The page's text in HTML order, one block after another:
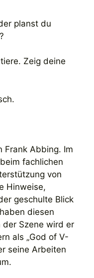
planst du
Zeig deine
Frank Abbing. Im
fachlichen
von
Hinweise,
geschulte Blick
diesen
Szene wird er
als „God of V-
seine Arbeiten